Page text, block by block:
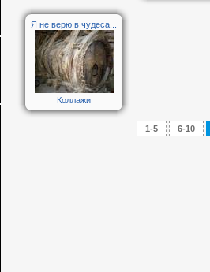
Я не верю в чудеса...
Коллажи
1-5 6-10